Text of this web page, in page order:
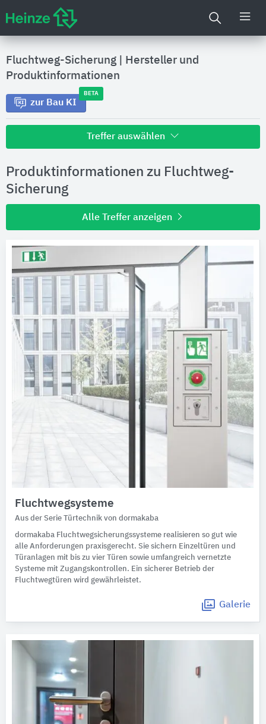
Fluchtweg-Sicherung
Hersteller und
Produktinformationen
zur Bau KI
BETA
Treffer auswählen
Hersteller
Produktinformationen
Produktdaten
Ausschreibungstexte
CAD-Details
Architekturobjekte
Expertenprofile
Produktinformationen zu Fluchtweg-
Sicherung
Alle Treffer anzeigen
Fluchtwegsysteme
Aus der Serie Türtechnik von dormakaba
dormakaba Fluchtwegsicherungssysteme realisieren so gut wie
alle Anforderungen praxisgerecht. Sie sichern Einzeltüren und
Türanlagen mit bis zu vier Türen sowie umfangreich vernetzte
Systeme mit Zugangskontrollen. Ein sicherer Betrieb der
Fluchtwegtüren wird gewährleistet.
Galerie